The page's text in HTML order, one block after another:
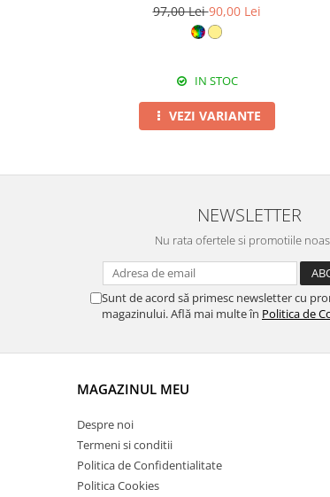
97,00 Lei90,00 Lei
IN STOC
VEZI VARIANTE
NEWSLETTER
Nu rata ofertele si promotiile
Sunt de acord să primesc newsletter cu
magazinului. Află mai multe în Politica de
MAGAZINUL MEU
Despre noi
Termeni si conditii
Politica de Confidentialitate
Politica Cookies